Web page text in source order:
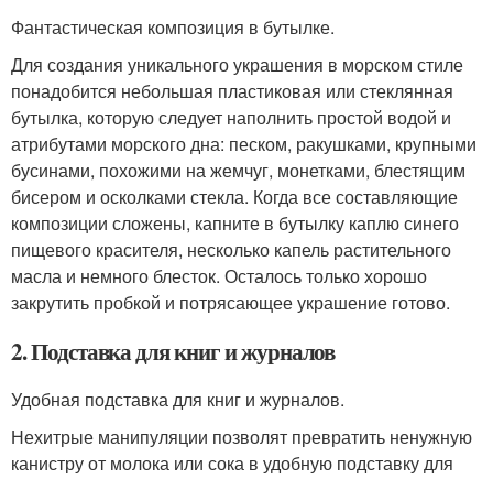
Фантастическая композиция в бутылке.
Для создания уникального украшения в морском стиле
понадобится небольшая пластиковая или стеклянная
бутылка, которую следует наполнить простой водой и
атрибутами морского дна: песком, ракушками, крупными
бусинами, похожими на жемчуг, монетками, блестящим
бисером и осколками стекла. Когда все составляющие
композиции сложены, капните в бутылку каплю синего
пищевого красителя, несколько капель растительного
масла и немного блесток. Осталось только хорошо
закрутить пробкой и потрясающее украшение готово.
2. Подставка для книг и журналов
Удобная подставка для книг и журналов.
Нехитрые манипуляции позволят превратить ненужную
канистру от молока или сока в удобную подставку для